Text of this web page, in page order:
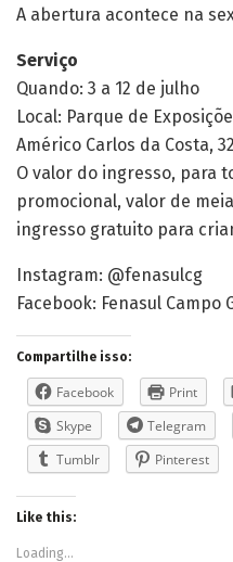
A abertura acontece na
Serviço
Quando: 3 a 12 de julho
Local: Parque de
Américo Carlos da Costa,
O valor do ingresso, para
promocional, valor de
ingresso gratuito para
Instagram: @‌fenasulcg
Facebook: Fenasul Campo
Compartilhe isso:
Facebook Print
Skype
Telegram
Tumblr
Pinterest
Like this:
Loading...